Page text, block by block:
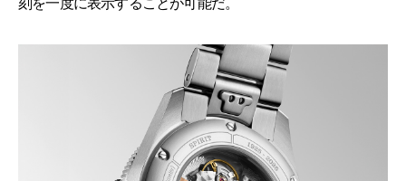
刻を一度に表示することが可能だ。